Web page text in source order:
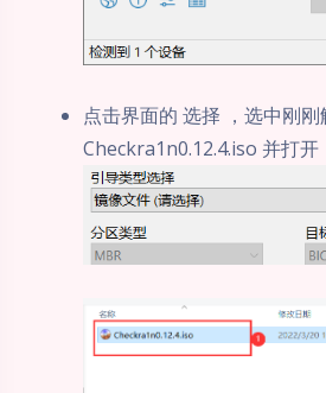
点击界面的 选择 ，选中刚
Checkra1n0.12.4.iso 并打开